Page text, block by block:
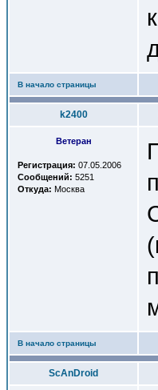
В начало страницы
k2400
Ветеран
Регистрация: 07.05.2006
Сообщений: 5251
Откуда: Москва
В начало страницы
ScAnDroid